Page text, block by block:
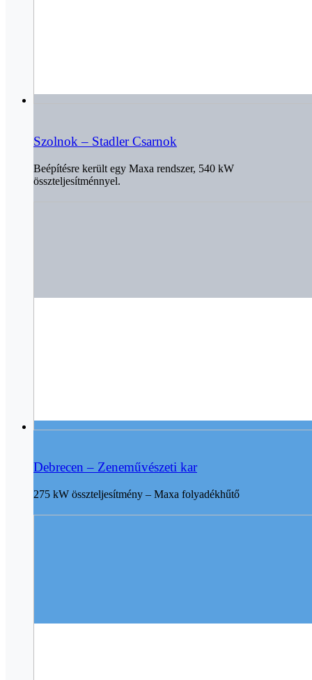
Szolnok – Stadler Csarnok
Beépítésre került egy Maxa rendszer, 540 kW
összteljesítménnyel.
Debrecen – Zeneművészeti kar
275 kW összteljesítmény – Maxa folyadékhűtő